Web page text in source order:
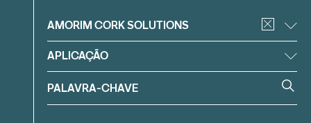
Filtrar
AMORIM CORK SOLUTIONS
APLICAÇÃO